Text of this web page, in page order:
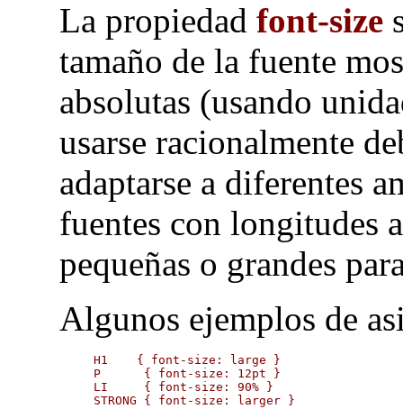
La propiedad font-size
tamaño de la fuente
absolutas (usando
usarse racionalmente
adaptarse a diferentes
fuentes con longitudes
pequeñas o grandes
Algunos ejemplos de
H1    { font-size: large }
P      { font-size: 12pt }
LI     { font-size: 90% }
STRONG { font-size: larger }